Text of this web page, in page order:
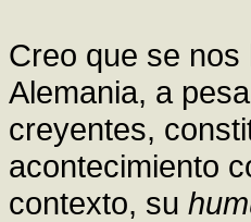
Creo que se
Alemania, a
creyentes,
acontecimiento
contexto, su